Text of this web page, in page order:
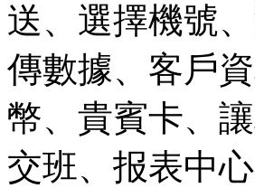
送、選擇機號
傳數據、客戶
幣、貴賓卡、
交班、报表中